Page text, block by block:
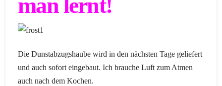
man lernt!
Die Dunstabzugshaube wird in den nächsten Tage geliefert
und auch sofort eingebaut. Ich brauche Luft zum Atmen
auch nach dem Kochen.